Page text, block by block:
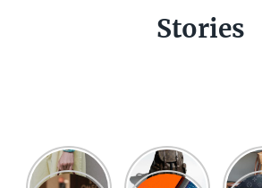
Stories